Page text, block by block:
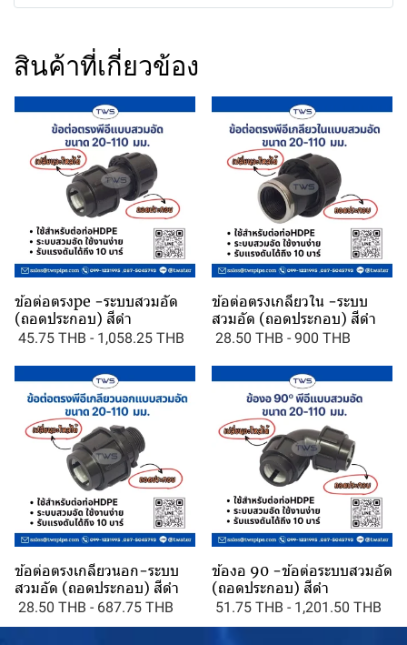
สินค้าที่เกี่ยวข้อง
ข้อต่อตรงpe -ระบบสวมอัด
(ถอดประกอบ) สีดำ
45.75 THB - 1,058.25 THB
ข้อต่อตรงเกลียวใน -ระบบ
สวมอัด (ถอดประกอบ) สีดำ
28.50 THB - 900 THB
ข้อต่อตรงเกลียวนอก-ระบบ
สวมอัด (ถอดประกอบ) สีดำ
28.50 THB - 687.75 THB
ข้องอ 90 -ข้อต่อระบบสวมอัด
(ถอดประกอบ) สีดำ
51.75 THB - 1,201.50 THB